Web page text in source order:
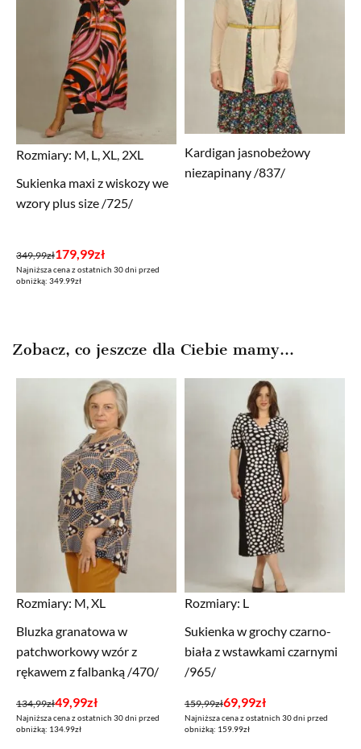
Rozmiary: M, L, XL, 2XL
Sukienka maxi z wiskozy we
wzory plus size /725/
349,99zł
Pierwotna
cena
179,99zł
Aktualna
cena
Najniższa cena z ostatnich 30 dni przed
obniżką: 349.99zł
Kardigan jasnobeżowy
niezapinany /837/
Zobacz, co jeszcze dla Ciebie mamy...
Rozmiary: M, XL
Bluzka granatowa w
patchworkowy wzór z
rękawem z falbanką /470/
134,99zł
Pierwotna
cena
49,99zł
Aktualna
cena
Najniższa cena z ostatnich 30 dni przed
obniżką: 134.99zł
Rozmiary: L
Sukienka w grochy czarno-
biała z wstawkami czarnymi
/965/
159,99zł
Pierwotna
cena
69,99zł
Aktualna
cena
Najniższa cena z ostatnich 30 dni przed
obniżką: 159.99zł